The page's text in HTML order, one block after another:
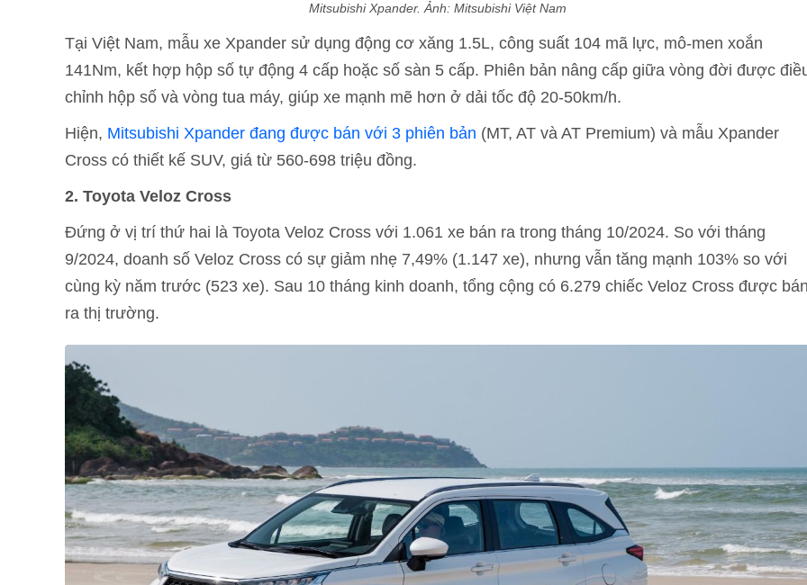
Mitsubishi Xpander. Ảnh: Mitsubishi Việt Nam
Tại Việt Nam, mẫu xe Xpander sử dụng động cơ xăng 1.5L, công suất 104 mã lực, mô-men xoắn
141Nm, kết hợp hộp số tự động 4 cấp hoặc số sàn 5 cấp. Phiên bản nâng cấp giữa vòng đời được
chỉnh hộp số và vòng tua máy, giúp xe mạnh mẽ hơn ở dải tốc độ 20-50km/h.
Hiện, Mitsubishi Xpander đang được bán với 3 phiên bản (MT, AT và AT Premium) và mẫu Xpander
Cross có thiết kế SUV, giá từ 560-698 triệu đồng.
2. Toyota Veloz Cross
Đứng ở vị trí thứ hai là Toyota Veloz Cross với 1.061 xe bán ra trong tháng 10/2024. So với tháng
9/2024, doanh số Veloz Cross có sự giảm nhẹ 7,49% (1.147 xe), nhưng vẫn tăng mạnh 103% so với
cùng kỳ năm trước (523 xe). Sau 10 tháng kinh doanh, tổng cộng có 6.279 chiếc Veloz Cross được
ra thị trường.